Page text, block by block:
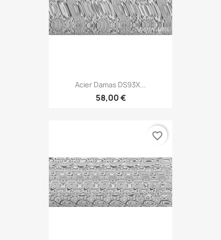
Acier Damas DS93X...
58,00 €
favorite_border